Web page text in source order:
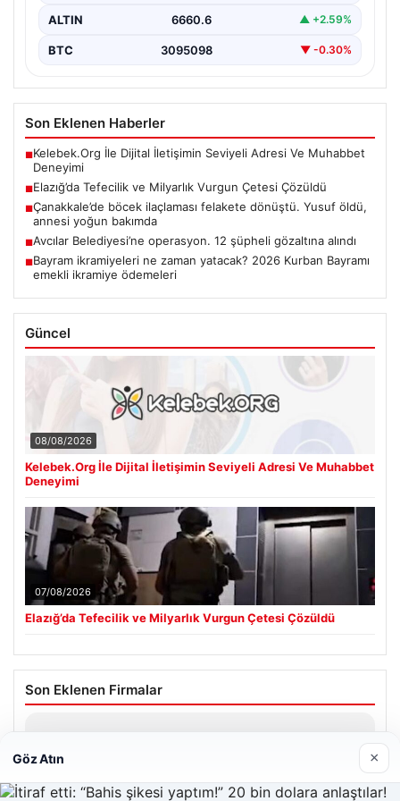
ALTIN 6660.6 ▲ +2.59%
BTC 3095098 ▼ -0.30%
Son Eklenen Haberler
■Kelebek.Org İle Dijital İletişimin Seviyeli Adresi Ve Muhabbet
Deneyimi
■Elazığ’da Tefecilik ve Milyarlık Vurgun Çetesi Çözüldü
■Çanakkale’de böcek ilaçlaması felakete dönüştü. Yusuf öldü,
annesi yoğun bakımda
■Avcılar Belediyesi’ne operasyon. 12 şüpheli gözaltına alındı
■Bayram ikramiyeleri ne zaman yatacak? 2026 Kurban Bayramı
emekli ikramiye ödemeleri
Güncel
08/08/2026
Kelebek.Org İle Dijital İletişimin Seviyeli Adresi Ve Muhabbet
Deneyimi
07/08/2026
Elazığ’da Tefecilik ve Milyarlık Vurgun Çetesi Çözüldü
Son Eklenen Firmalar
26/05/2026
Göz Atın ×